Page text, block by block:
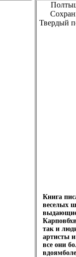
Твердый
Книга
веселых
так и
артисты
все они